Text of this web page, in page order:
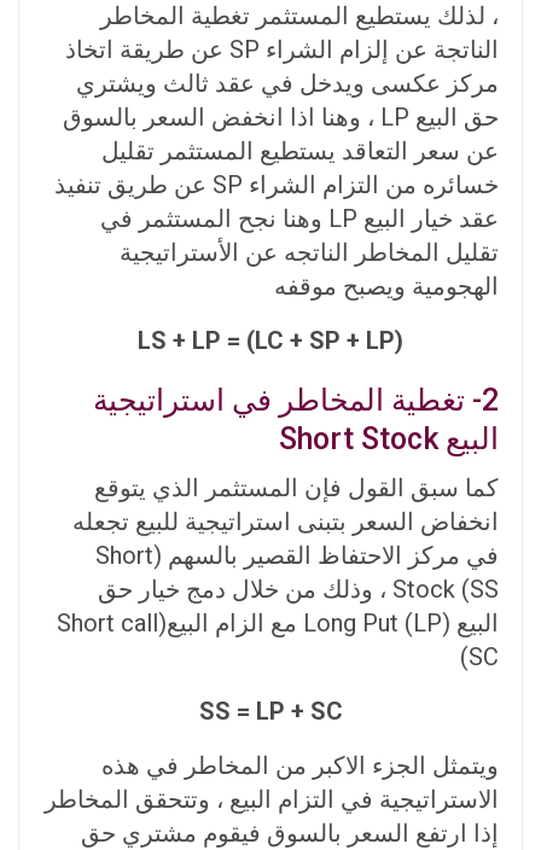
، لذلك يستطيع المستثمر تغطية المخاطر
الناتجة عن إلزام الشراء SP عن طريقة اتخاذ
مركز عكسى ويدخل في عقد ثالث ويشتري
حق البيع LP ، وهنا اذا انخفض السعر بالسوق
عن سعر التعاقد يستطيع المستثمر تقليل
خسائره من التزام الشراء SP عن طريق تنفيذ
عقد خيار البيع LP وهنا نجح المستثمر في
تقليل المخاطر الناتجه عن الأستراتيجية
الهجومية ويصبح موقفه
LS + LP = (LC + SP + LP)
2- تغطية المخاطر في استراتيجية
البيع Short Stock
كما سبق القول فإن المستثمر الذي يتوقع
انخفاض السعر بتبنى استراتيجية للبيع تجعله
في مركز الاحتفاظ القصير بالسهم (Short
Stock (SS ، وذلك من خلال دمج خيار حق
البيع (Long Put (LP مع الزام البيع(Short call
(SC
SS = LP + SC
ويتمثل الجزء الاكبر من المخاطر في هذه
الاستراتيجية في التزام البيع ، وتتحقق المخاطر
إذا ارتفع السعر بالسوق فيقوم مشتري حق